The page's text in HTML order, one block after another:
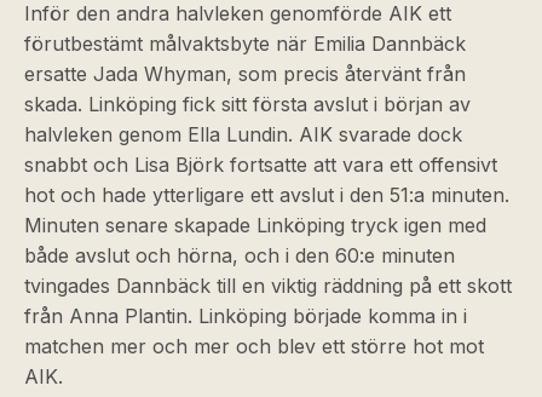
Inför den andra halvleken genomförde AIK ett
förutbestämt målvaktsbyte när Emilia Dannbäck
ersatte Jada Whyman, som precis återvänt från
skada. Linköping fick sitt första avslut i början av
halvleken genom Ella Lundin. AIK svarade dock
snabbt och Lisa Björk fortsatte att vara ett offensivt
hot och hade ytterligare ett avslut i den 51:a minuten.
Minuten senare skapade Linköping tryck igen med
både avslut och hörna, och i den 60:e minuten
tvingades Dannbäck till en viktig räddning på ett skott
från Anna Plantin. Linköping började komma in i
matchen mer och mer och blev ett större hot mot
AIK.